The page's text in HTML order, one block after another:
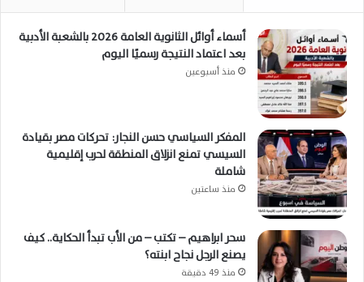
أسماء أوائل الثانوية العامة 2026 بالشعبة الأدبية
بعد اعتماد النتيجة رسميًا اليوم
منذ أسبوعين
المفكر السياسي حسن النجار: تحركات مصر بقيادة
السيسي تمنع انزلاق المنطقة لحرب إقليمية
شاملة
منذ ساعتين
سحر ابراهيم – تكتب – من الأب تبدأ الحكاية.. كيف
يصنع الرجل نجاح ابنته؟
منذ 49 دقيقة